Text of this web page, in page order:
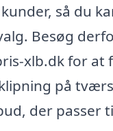
så du
Besøg
xlb.dk for at
på
der passer